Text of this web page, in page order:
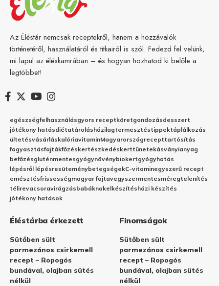
Az Éléstár nemcsak receptekről, hanem a hozzávalók
történetéről, használatáról és titkairól is szól. Fedezd fel velünk,
mi lapul az éléskamrában – és hogyan hozhatod ki belőle a
legtöbbet!
egészségfelhasználásgyors receptköretgondozásdesszert
jótékony hatásdiétatárolásházilagtermesztéstippektáplálkozás
ültetésvásárláskalóriavitaminMagyarországrecepttartósítás
fagyasztásfajtákfőzéskertészkedéskerttünetekásványianyag
befőzésgluténmentesgyógynövénybiokertgyógyhatás
lépésről lépésresüteménybetegségekC-vitaminegyszerű recept
emésztésfrissességmagyar fajtavegyszermentesméregtelenítés
télirevacsoravirágzásbabáknakelkészítésházi készítés
jótékony hatások
Éléstárba érkezett
Sütőben sült
parmezános csirkemell
recept – Ropogós
bundával, olajban sütés
nélkül
Finomságok
Sütőben sült
parmezános csirkemell
recept – Ropogós
bundával, olajban sütés
nélkül